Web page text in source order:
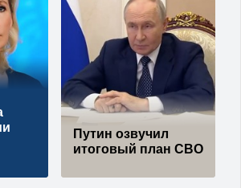
Путин озвучил
итоговый план СВО